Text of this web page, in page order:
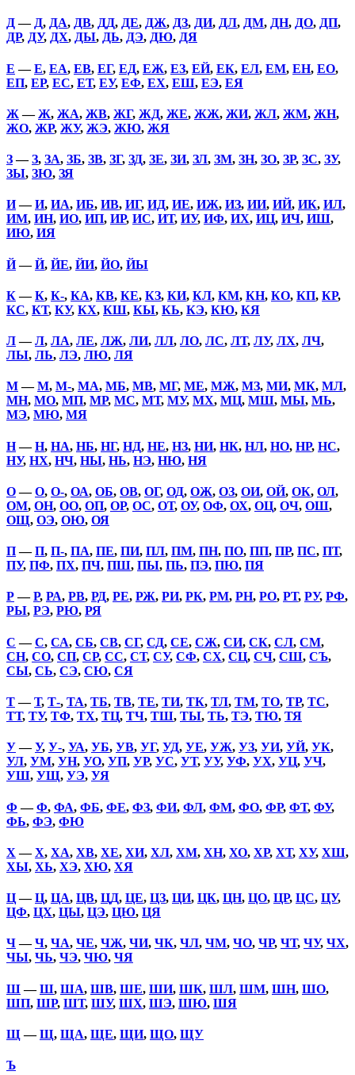
Д— Д, ДА, ДВ, ДД, ДЕ, ДЖ, ДЗ, ДИ, ДЛ, ДМ, ДН, ДО, ДП,
ДР, ДУ, ДХ, ДЫ, ДЬ, ДЭ, ДЮ, ДЯ
Е —Е, ЕА, ЕВ, ЕГ, ЕД, ЕЖ, ЕЗ, ЕЙ, ЕК, ЕЛ, ЕМ, ЕН, ЕО,
ЕП, ЕР, ЕС, ЕТ, ЕУ, ЕФ, ЕХ, ЕШ, ЕЭ, ЕЯ
Ж —Ж, ЖА, ЖВ, ЖГ, ЖД, ЖЕ, ЖЖ, ЖИ, ЖЛ, ЖМ, ЖН,
ЖО, ЖР, ЖУ, ЖЭ, ЖЮ, ЖЯ
З—З, ЗА, ЗБ, ЗВ, ЗГ, ЗД, ЗЕ, ЗИ, ЗЛ, ЗМ, ЗН, ЗО, ЗР, ЗС, ЗУ,
ЗЫ, ЗЮ, ЗЯ
И—И, ИА, ИБ, ИВ, ИГ, ИД, ИЕ, ИЖ, ИЗ, ИИ, ИЙ, ИК, ИЛ,
ИМ, ИН, ИО, ИП, ИР, ИС, ИТ, ИУ, ИФ, ИХ, ИЦ, ИЧ, ИШ,
ИЮ, ИЯ
Й—Й, ЙЕ, ЙИ, ЙО, ЙЫ
К—К, К-, КА, КВ, КЕ, КЗ, КИ, КЛ, КМ, КН, КО, КП, КР,
КС, КТ, КУ, КХ, КШ, КЫ, КЬ, КЭ, КЮ, КЯ
Л—Л, ЛА, ЛЕ, ЛЖ, ЛИ, ЛЛ, ЛО, ЛС, ЛТ, ЛУ, ЛХ, ЛЧ,
ЛЫ, ЛЬ, ЛЭ, ЛЮ, ЛЯ
М—М, М-, МА, МБ, МВ, МГ, МЕ, МЖ, МЗ, МИ, МК, МЛ,
МН, МО, МП, МР, МС, МТ, МУ, МХ, МЦ, МШ, МЫ, МЬ,
МЭ, МЮ, МЯ
Н—Н, НА, НБ, НГ, НД, НЕ, НЗ, НИ, НК, НЛ, НО, НР, НС,
НУ, НХ, НЧ, НЫ, НЬ, НЭ, НЮ, НЯ
О—О, О-, ОА, ОБ, ОВ, ОГ, ОД, ОЖ, ОЗ, ОИ, ОЙ, ОК, ОЛ,
ОМ, ОН, ОО, ОП, ОР, ОС, ОТ, ОУ, ОФ, ОХ, ОЦ, ОЧ, ОШ,
ОЩ, ОЭ, ОЮ, ОЯ
П—П, П-, ПА, ПЕ, ПИ, ПЛ, ПМ, ПН, ПО, ПП, ПР, ПС, ПТ,
ПУ, ПФ, ПХ, ПЧ, ПШ, ПЫ, ПЬ, ПЭ, ПЮ, ПЯ
Р—Р, РА, РВ, РД, РЕ, РЖ, РИ, РК, РМ, РН, РО, РТ, РУ, РФ,
РЫ, РЭ, РЮ, РЯ
С —С, СА, СБ, СВ, СГ, СД, СЕ, СЖ, СИ, СК, СЛ, СМ,
СН, СО, СП, СР, СС, СТ, СУ, СФ, СХ, СЦ, СЧ, СШ, СЪ,
СЫ, СЬ, СЭ, СЮ, СЯ
Т—Т, Т-, ТА, ТБ, ТВ, ТЕ, ТИ, ТК, ТЛ, ТМ, ТО, ТР, ТС,
ТТ, ТУ, ТФ, ТХ, ТЦ, ТЧ, ТШ, ТЫ, ТЬ, ТЭ, ТЮ, ТЯ
У—У, У-, УА, УБ, УВ, УГ, УД, УЕ, УЖ, УЗ, УИ, УЙ, УК,
УЛ, УМ, УН, УО, УП, УР, УС, УТ, УУ, УФ, УХ, УЦ, УЧ,
УШ, УЩ, УЭ, УЯ
Ф —Ф, ФА, ФБ, ФЕ, ФЗ, ФИ, ФЛ, ФМ, ФО, ФР, ФТ, ФУ,
ФЬ, ФЭ, ФЮ
Х —Х, ХА, ХВ, ХЕ, ХИ, ХЛ, ХМ, ХН, ХО, ХР, ХТ, ХУ, ХШ,
ХЫ, ХЬ, ХЭ, ХЮ, ХЯ
Ц—Ц, ЦА, ЦВ, ЦД, ЦЕ, ЦЗ, ЦИ, ЦК, ЦН, ЦО, ЦР, ЦС, ЦУ,
ЦФ, ЦХ, ЦЫ, ЦЭ, ЦЮ, ЦЯ
Ч—Ч, ЧА, ЧЕ, ЧЖ, ЧИ, ЧК, ЧЛ, ЧМ, ЧО, ЧР, ЧТ, ЧУ, ЧХ,
ЧЫ, ЧЬ, ЧЭ, ЧЮ, ЧЯ
Ш—Ш, ША, ШВ, ШЕ, ШИ, ШК, ШЛ, ШМ, ШН, ШО,
ШП, ШР, ШТ, ШУ, ШХ, ШЭ, ШЮ, ШЯ
Щ —Щ, ЩА, ЩЕ, ЩИ, ЩО, ЩУ
Ъ